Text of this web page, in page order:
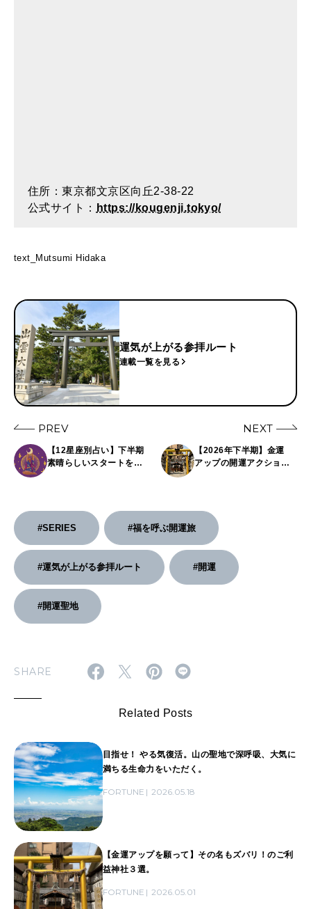
住所：東京都文京区向丘2-38-22
公式サイト：
https://kougenji.tokyo/
text_Mutsumi Hidaka
運気が上がる参拝ルート
連載一覧を見る
PREV
【12星座別占い】下半期
素晴らしいスタートを切
NEXT
【2026年下半期】金運
アップの開運アクション5
#SERIES #福を呼ぶ開運旅
#運気が上がる参拝ルート #開運
#開運聖地
SHARE
Related Posts
目指せ！ やる気復活。山の聖地で深呼吸、大気に
満ちる生命力をいただく。
FORTUNE 2026.05.18
【金運アップを願って】その名もズバリ！のご利
益神社３選。
FORTUNE 2026.05.01